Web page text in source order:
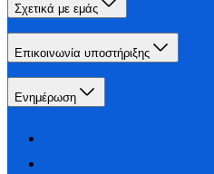
Σχετικά με εμάς
Επικοινωνία υποστήριξης
Ενημέρωση